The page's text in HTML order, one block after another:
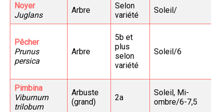
Noyer
Juglans
Arbre
Selon
variété
Soleil/
Pêcher
Prunus
persica
Arbre
5b et
plus
selon
variété
Soleil/6
Pimbina
Viburnum
trilobum
Arbuste
(grand)
2a
Soleil, Mi-
ombre/6-7,5